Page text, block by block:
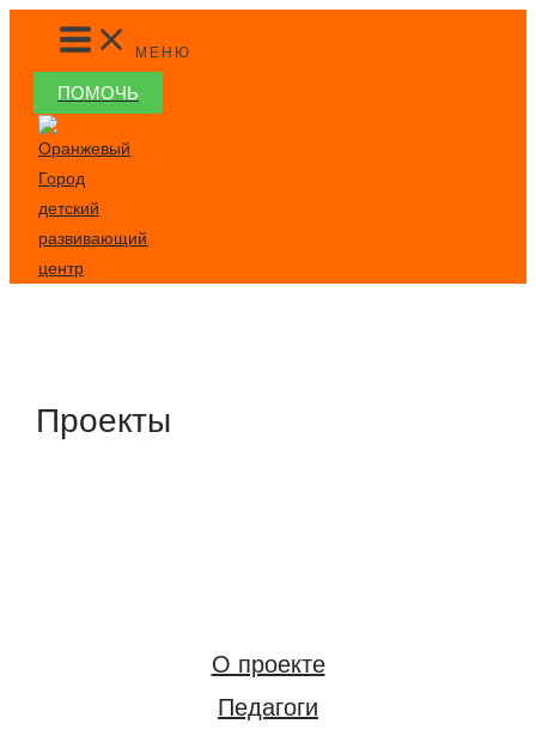
Перейти
содержимому
MAIN
MENU
МЕНЮ
ПОМОЧЬ
Проекты
О проекте
Педагоги